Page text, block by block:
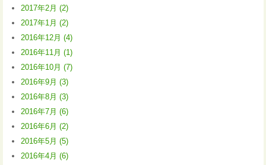
2017年2月 (2)
2017年1月 (2)
2016年12月 (4)
2016年11月 (1)
2016年10月 (7)
2016年9月 (3)
2016年8月 (3)
2016年7月 (6)
2016年6月 (2)
2016年5月 (5)
2016年4月 (6)